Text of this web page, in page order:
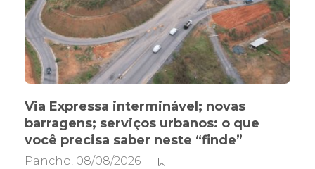
Via Expressa interminável; novas
barragens; serviços urbanos: o que
você precisa saber neste “finde”
Pancho, 08/08/2026